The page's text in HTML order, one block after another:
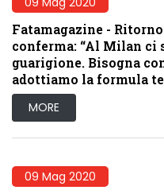
Fatamagazine -
conferma: “Al Milan
guarigione. Bisogna
adottiamo la formula
MORE
09 Mag 2020